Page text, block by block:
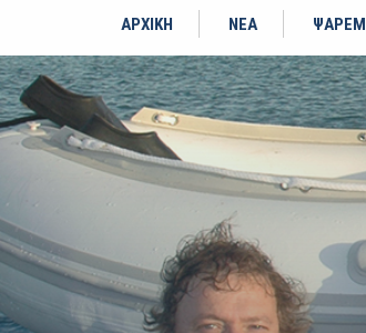
ΑΡΧΙΚΗ ΝΕΑ